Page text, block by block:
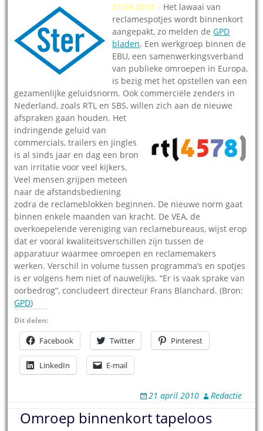
21.04.2010 – Het lawaai van
reclamespotjes wordt binnenkort
aangepakt, zo melden deGPD
bladen. Een werkgroep binnen de
EBU, een samenwerkingsverband
van publieke omroepen in Europa,
is bezig met het opstellen van een
gezamenlijke geluidsnorm. Ook commerciële zenders in
Nederland, zoals RTL en SBS, willen zich aan de nieuwe
afspraken gaan houden. Het
indringende geluid van
commercials, trailers en jingles
is al sinds jaar en dag een bron
van irritatie voor veel kijkers.
Veel mensen grijpen meteen
naar de afstandsbediening
zodra de reclameblokken beginnen. De nieuwe norm gaat
binnen enkele maanden van kracht. De VEA, de
overkoepelende vereniging van reclamebureaus, wijst erop
dat er vooral kwaliteitsverschillen zijn tussen de
apparatuur waarmee omroepen en reclamemakers
werken. Verschil in volume tussen programma’s en spotjes
is er volgens hem niet of nauwelijks. “Er is vaak sprake van
oorbedrog”, concludeert directeur Frans Blanchard. (Bron:
GPD)
Dit delen:
Facebook Twitter Pinterest
LinkedIn E-mail
21 april 2010 Redactie
Omroep binnenkort tapeloos